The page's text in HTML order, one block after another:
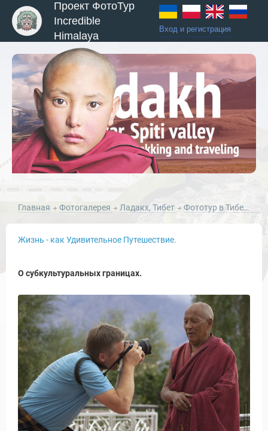
и Туры
Проект ФотоТур
Incredible
Himalaya
Вход и регистрация
Главная Фотогалерея Ладакх, Тибет Фототур в Тибет: долины Ладакх, Ламаюру и Нубра, сентябрь 2011г.
Жизнь - как Удивительное Путешествие.
О субкультуральных границах.